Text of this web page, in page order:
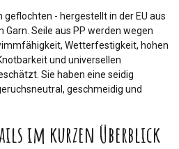
- hergestellt in der EU aus
Seile aus PP werden wegen
Wetterfestigkeit, hohen
und universellen
Sie haben eine seidig
geschmeidig und
im kurzen Überblick